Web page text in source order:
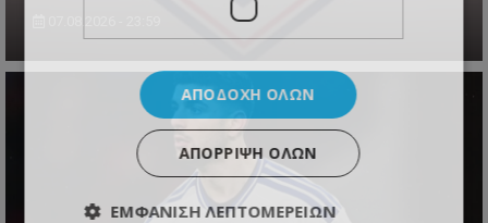
ΑΠΟΔΟΧΉ ΌΛΩΝ
ΑΠΌΡΡΙΨΗ ΌΛΩΝ
ΕΜΦΆΝΙΣΗ ΛΕΠΤΟΜΕΡΕΙΏΝ